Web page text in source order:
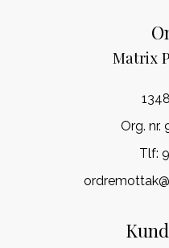
Matrix
Org. nr.
Tlf: